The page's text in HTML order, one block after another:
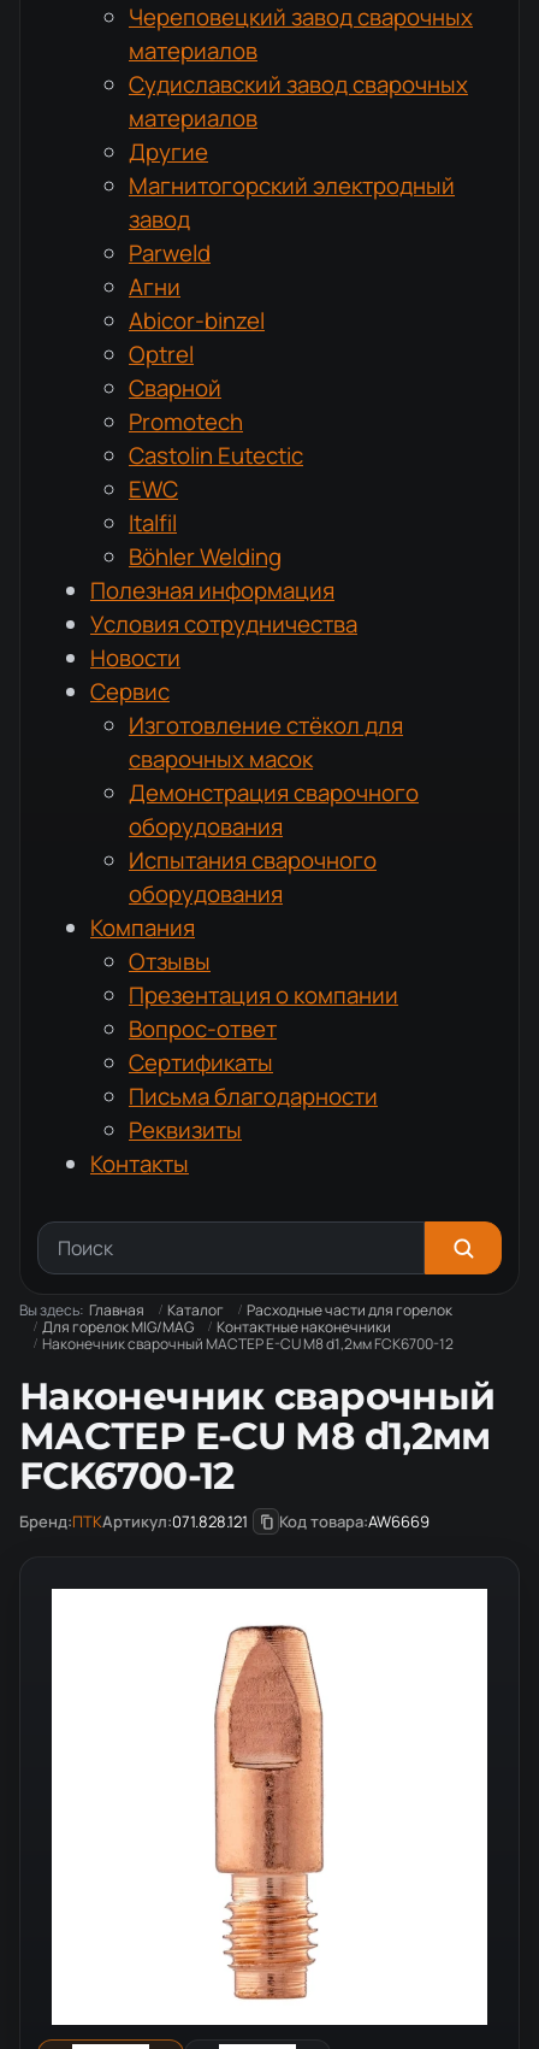
Череповецкий завод сварочных
материалов
Судиславский завод сварочных
материалов
Другие
Магнитогорский электродный
завод
Parweld
Агни
Abicor-binzel
Optrel
Сварной
Promotech
Castolin Eutectic
EWC
Italfil
Böhler Welding
Полезная информация
Условия сотрудничества
Новости
Сервис
Изготовление стёкол для
сварочных масок
Демонстрация сварочного
оборудования
Испытания сварочного
оборудования
Компания
Отзывы
Презентация о компании
Вопрос-ответ
Сертификаты
Письма благодарности
Реквизиты
Контакты
Вы здесь: Главная Каталог
Расходные части для горелок
Для горелок MIG/MAG
Контактные наконечники
Наконечник сварочный МАСТЕР E-CU М8 d1,2мм FCK6700-12
Наконечник сварочный
МАСТЕР E-CU М8 d1,2мм
FCK6700-12
Бренд:ПТКАртикул:071.828.121 Код товара:AW6669